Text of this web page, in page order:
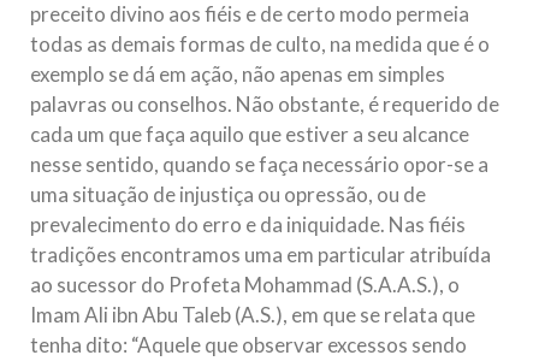
preceito divino aos fiéis e de certo modo permeia
todas as demais formas de culto, na medida que é o
exemplo se dá em ação, não apenas em simples
palavras ou conselhos. Não obstante, é requerido de
cada um que faça aquilo que estiver a seu alcance
nesse sentido, quando se faça necessário opor-se a
uma situação de injustiça ou opressão, ou de
prevalecimento do erro e da iniquidade. Nas fiéis
tradições encontramos uma em particular atribuída
ao sucessor do Profeta Mohammad (S.A.A.S.), o
Imam Ali ibn Abu Taleb (A.S.), em que se relata que
tenha dito: “Aquele que observar excessos sendo